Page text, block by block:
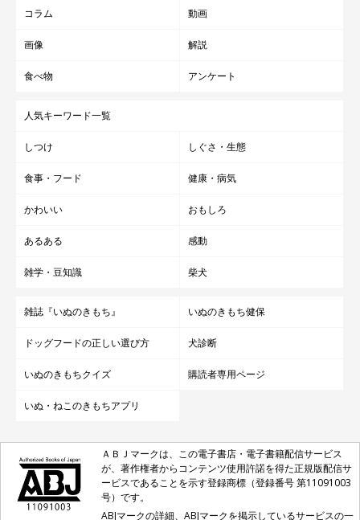
コラム 動画
画像 解説
食べ物 アンケート
人気キーワード一覧
しつけ しぐさ・生態
食事・フード 健康・病気
かわいい おもしろ
あるある 感動
雑学・豆知識 柴犬
雑誌『いぬのきもち』 いぬのきもち健保
ドッグフードの正しい選び方 犬診断
いぬのきもちクイズ 購読者専用ページ
いぬ・ねこのきもちアプリ
ＡＢＪマークは、この電子書店・電子書籍配信サービス
が、著作権者からコンテンツ使用許諾を得た正規版配信サ
ービスであることを示す登録商標（登録番号 第11091003
号）です。
ABJマークの詳細、ABJマークを掲示しているサービスの一